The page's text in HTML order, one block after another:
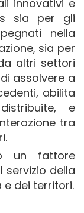
innovativi e
sia per gli
nella
sia per
altri settori
assolvere a
abilita
e
tra
un fattore
servizio della
dei territori.